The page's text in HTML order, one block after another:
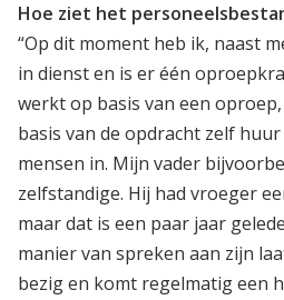
Hoe ziet het
“Op dit moment heb ik, naast
in dienst en is er één
werkt op basis van een
basis van de opdracht zelf
mensen in. Mijn vader
zelfstandige. Hij had vroeger
maar dat is een paar jaar
manier van spreken aan zijn
bezig en komt regelmatig een